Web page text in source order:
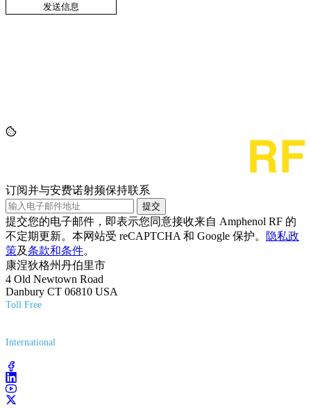
订阅并与安费诺射频保持联系
提交
提交您的电子邮件，即表示您同意接收来自 Amphenol RF 的
不定期更新。本网站受 reCAPTCHA 和 Google 保护。
隐私政
策及条款和条件。
康涅狄格州丹伯里市
4 Old Newtown Road
Danbury CT 06810 USA
Toll Free
International